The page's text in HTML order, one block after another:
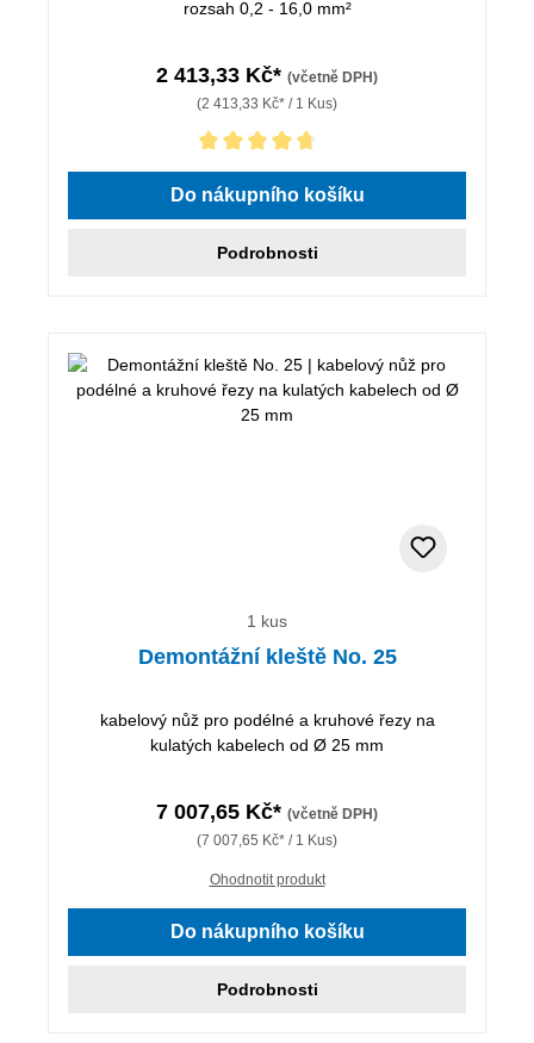
rozsah 0,2 - 16,0 mm²
2 413,33 Kč* (včetně DPH)
(2 413,33 Kč* / 1 Kus)
Průměrné hodnocení 4.75 z 5 hvězd
Do nákupního košíku
Podrobnosti
1 kus
Demontážní kleště No. 25
kabelový nůž pro podélné a kruhové řezy na
kulatých kabelech od Ø 25 mm
7 007,65 Kč* (včetně DPH)
(7 007,65 Kč* / 1 Kus)
Ohodnotit produkt
Do nákupního košíku
Podrobnosti